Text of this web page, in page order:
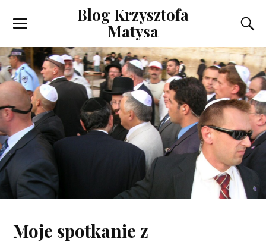
Blog Krzysztofa
Matysa
Moje spotkanie z